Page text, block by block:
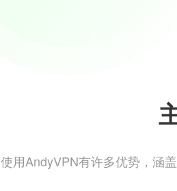
使用AndyVPN有许多优势，涵